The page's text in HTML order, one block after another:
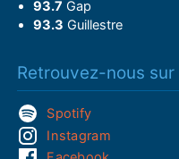
93.7 Gap
93.3 Guillestre
Retrouvez-nous sur
Spotify
Instagram